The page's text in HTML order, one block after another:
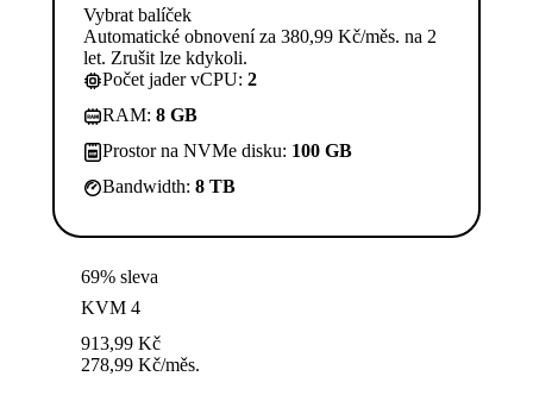
Vybrat balíček
Automatické obnovení za 380,99 Kč/měs. na 2
let. Zrušit lze kdykoli.
Počet jader vCPU: 2
RAM: 8 GB
Prostor na NVMe disku: 100 GB
Bandwidth: 8 TB
69% sleva
KVM 4
913,99 Kč
278,99 Kč/měs.